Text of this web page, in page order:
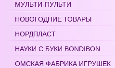
МУЛЬТИ-ПУЛЬТИ
НОВОГОДНИЕ ТОВАРЫ
НОРДПЛАСТ
НАУКИ С БУКИ BONDIBON
ОМСКАЯ ФАБРИКА ИГРУШЕК